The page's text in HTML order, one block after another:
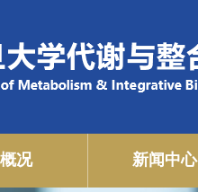
况 新闻中心